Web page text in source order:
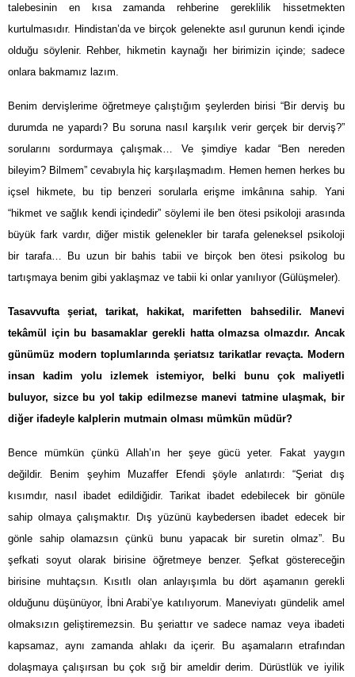
talebesinin en kısa zamanda rehberine gereklilik hissetmekten
kurtulmasıdır. Hindistan’da ve birçok gelenekte asıl gurunun kendi içinde
olduğu söylenir. Rehber, hikmetin kaynağı her birimizin içinde; sadece
onlara bakmamız lazım.
Benim dervişlerime öğretmeye çalıştığım şeylerden birisi “Bir derviş bu
durumda ne yapardı? Bu soruna nasıl karşılık verir gerçek bir derviş?”
sorularını sordurmaya çalışmak… Ve şimdiye kadar “Ben nereden
bileyim? Bilmem” cevabıyla hiç karşılaşmadım. Hemen hemen herkes bu
içsel hikmete, bu tip benzeri sorularla erişme imkânına sahip. Yani
“hikmet ve sağlık kendi içindedir” söylemi ile ben ötesi psikoloji arasında
büyük fark vardır, diğer mistik gelenekler bir tarafa geleneksel psikoloji
bir tarafa… Bu uzun bir bahis tabii ve birçok ben ötesi psikolog bu
tartışmaya benim gibi yaklaşmaz ve tabii ki onlar yanılıyor (Gülüşmeler).
Tasavvufta şeriat, tarikat, hakikat, marifetten bahsedilir. Manevi
tekâmül için bu basamaklar gerekli hatta olmazsa olmazdır. Ancak
günümüz modern toplumlarında şeriatsız tarikatlar revaçta. Modern
insan kadim yolu izlemek istemiyor, belki bunu çok maliyetli
buluyor, sizce bu yol takip edilmezse manevi tatmine ulaşmak, bir
diğer ifadeyle kalplerin mutmain olması mümkün müdür?
Bence mümkün çünkü Allah’ın her şeye gücü yeter. Fakat yaygın
değildir. Benim şeyhim Muzaffer Efendi şöyle anlatırdı: “Şeriat dış
kısımdır, nasıl ibadet edildiğidir. Tarikat ibadet edebilecek bir gönüle
sahip olmaya çalışmaktır. Dış yüzünü kaybedersen ibadet edecek bir
gönle sahip olamazsın çünkü bunu yapacak bir suretin olmaz”. Bu
şefkati soyut olarak birisine öğretmeye benzer. Şefkat göstereceğin
birisine muhtaçsın. Kısıtlı olan anlayışımla bu dört aşamanın gerekli
olduğunu düşünüyor, İbni Arabi’ye katılıyorum. Maneviyatı gündelik amel
olmaksızın geliştiremezsin. Bu şeriattır ve sadece namaz veya ibadeti
kapsamaz, aynı zamanda ahlakı da içerir. Bu aşamaların etrafından
dolaşmaya çalışırsan bu çok sığ bir ameldir derim. Dürüstlük ve iyilik